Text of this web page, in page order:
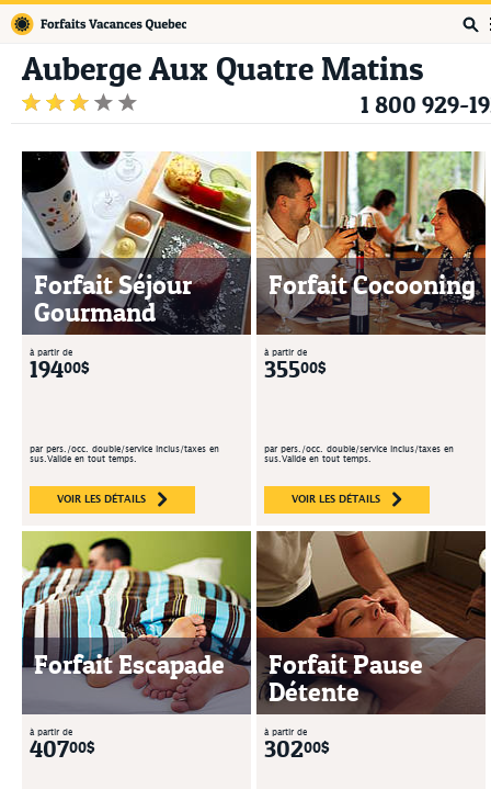
Auberge Aux Quatre Matins
1 800 929-
Forfait Séjour
Gourmand
à partir de
19400$
par pers./occ. double/service inclus/taxes en
sus.Valide en tout temps.
VOIR LES DÉTAILS
Forfait Cocooning
à partir de
35500$
par pers./occ. double/service inclus/taxes en
sus.Valide en tout temps.
VOIR LES DÉTAILS
Forfait Escapade
à partir de
40700$
Forfait Pause
Détente
à partir de
30200$